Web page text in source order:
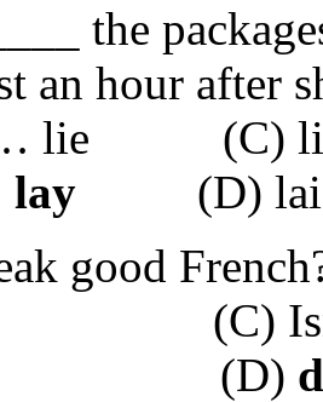
the
an hour after
… lie (C)
(D)
good
(C)
(D)